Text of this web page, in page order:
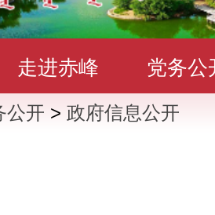
走进赤峰 党务公
政民互动 数据发
公开 > 政府信息公开